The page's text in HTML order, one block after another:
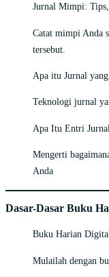
Jurnal Mimpi:
Catat mimpi Anda
tersebut.
Apa itu Jurnal
Teknologi jurnal
Apa Itu Entri
Mengerti
Anda
Dasar-Dasar Buku
Buku Harian
Mulailah dengan